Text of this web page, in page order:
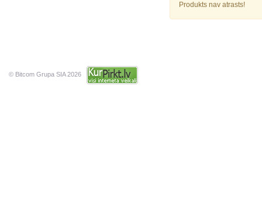
Produkts nav atrasts!
© Bitcom Grupa SIA 2026